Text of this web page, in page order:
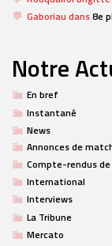
Gaboriau dans8e
Notre
En bref
Instantané
News
Annonces de
Compte-rendus
International
Interviews
La Tribune
Mercato